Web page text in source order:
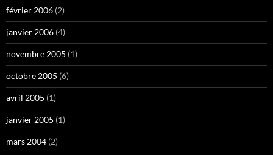
février 2006 (2)
janvier 2006 (4)
novembre 2005 (1)
octobre 2005 (6)
avril 2005 (1)
janvier 2005 (1)
mars 2004 (2)